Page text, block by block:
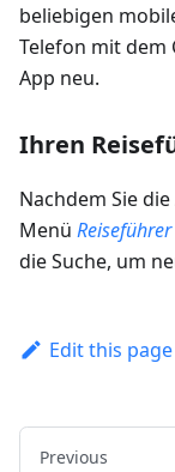
beliebigen
Telefon mit dem
App neu.
Ihren
Nachdem Sie
Menü Reiseführer
die Suche, um
Edit this page
Previous